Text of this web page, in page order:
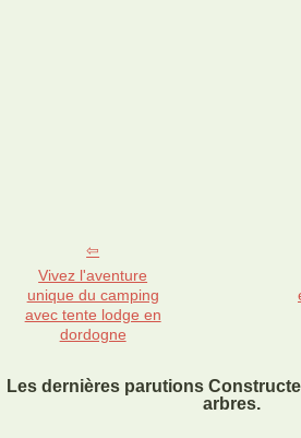
Vivez l'aventure
unique du camping
avec tente lodge en
dordogne
Les dernières parutions
arbres.